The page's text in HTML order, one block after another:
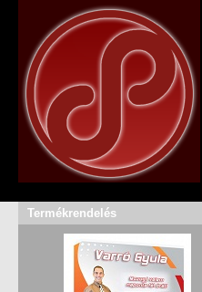
Termékrendelés